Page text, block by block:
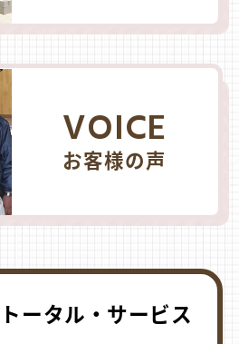
VOICE
お客様の声
ータル・サービス